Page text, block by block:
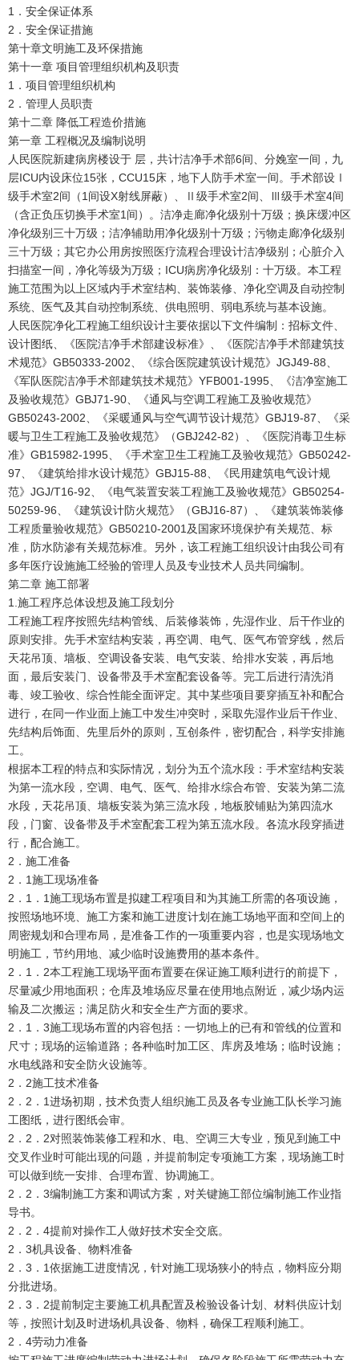
1．安全保证体系
2．安全保证措施
第十章文明施工及环保措施
第十一章 项目管理组织机构及职责
1．项目管理组织机构
2．管理人员职责
第十二章 降低工程造价措施
第一章 工程概况及编制说明
人民医院新建病房楼设于 层，共计洁净手术部6间、分娩室一间，九
层ICU内设床位15张，CCU15床，地下人防手术室一间。手术部设Ⅰ
级手术室2间（1间设X射线屏蔽）、Ⅱ级手术室2间、Ⅲ级手术室4间
（含正负压切换手术室1间）。洁净走廊净化级别十万级；换床缓冲区
净化级别三十万级；洁净辅助用净化级别十万级；污物走廊净化级别
三十万级；其它办公用房按照医疗流程合理设计洁净级别；心脏介入
扫描室一间，净化等级为万级；ICU病房净化级别：十万级。本工程
施工范围为以上区域内手术室结构、装饰装修、净化空调及自动控制
系统、医气及其自动控制系统、供电照明、弱电系统与基本设施。
人民医院净化工程施工组织设计主要依据以下文件编制：招标文件、
设计图纸、《医院洁净手术部建设标准》、《医院洁净手术部建筑技
术规范》GB50333-2002、《综合医院建筑设计规范》JGJ49-88、
《军队医院洁净手术部建筑技术规范》YFB001-1995、《洁净室施工
及验收规范》GBJ71-90、《通风与空调工程施工及验收规范》
GB50243-2002、《采暖通风与空气调节设计规范》GBJ19-87、《采
暖与卫生工程施工及验收规范》（GBJ242-82）、《医院消毒卫生标
准》GB15982-1995、《手术室卫生工程施工及验收规范》GB50242-
97、《建筑给排水设计规范》GBJ15-88、《民用建筑电气设计规
范》JGJ/T16-92、《电气装置安装工程施工及验收规范》GB50254-
50259-96、《建筑设计防火规范》（GBJ16-87）、《建筑装饰装修
工程质量验收规范》GB50210-2001及国家环境保护有关规范、标
准，防水防渗有关规范标准。另外，该工程施工组织设计由我公司有
多年医疗设施施工经验的管理人员及专业技术人员共同编制。
第二章 施工部署
1.施工程序总体设想及施工段划分
工程施工程序按照先结构管线、后装修装饰，先湿作业、后干作业的
原则安排。先手术室结构安装，再空调、电气、医气布管穿线，然后
天花吊顶、墙板、空调设备安装、电气安装、给排水安装，再后地
面，最后安装门、设备带及手术室配套设备等。完工后进行清洗消
毒、竣工验收、综合性能全面评定。其中某些项目要穿插互补和配合
进行，在同一作业面上施工中发生冲突时，采取先湿作业后干作业、
先结构后饰面、先里后外的原则，互创条件，密切配合，科学安排施
工。
根据本工程的特点和实际情况，划分为五个流水段：手术室结构安装
为第一流水段，空调、电气、医气、给排水综合布管、安装为第二流
水段，天花吊顶、墙板安装为第三流水段，地板胶铺贴为第四流水
段，门窗、设备带及手术室配套工程为第五流水段。各流水段穿插进
行，配合施工。
2．施工准备
2．1施工现场准备
2．1．1施工现场布置是拟建工程项目和为其施工所需的各项设施，
按照场地环境、施工方案和施工进度计划在施工场地平面和空间上的
周密规划和合理布局，是准备工作的一项重要内容，也是实现场地文
明施工，节约用地、减少临时设施费用的基本条件。
2．1．2本工程施工现场平面布置要在保证施工顺利进行的前提下，
尽量减少用地面积；仓库及堆场应尽量在使用地点附近，减少场内运
输及二次搬运；满足防火和安全生产方面的要求。
2．1．3施工现场布置的内容包括：一切地上的已有和管线的位置和
尺寸；现场的运输道路；各种临时加工区、库房及堆场；临时设施；
水电线路和安全防火设施等。
2．2施工技术准备
2．2．1进场初期，技术负责人组织施工员及各专业施工队长学习施
工图纸，进行图纸会审。
2．2．2对照装饰装修工程和水、电、空调三大专业，预见到施工中
交叉作业时可能出现的问题，并提前制定专项施工方案，现场施工时
可以做到统一安排、合理布置、协调施工。
2．2．3编制施工方案和调试方案，对关键施工部位编制施工作业指
导书。
2．2．4提前对操作工人做好技术安全交底。
2．3机具设备、物料准备
2．3．1依据施工进度情况，针对施工现场狭小的特点，物料应分期
分批进场。
2．3．2提前制定主要施工机具配置及检验设备计划、材料供应计划
等，按照计划及时进场机具设备、物料，确保工程顺利施工。
2．4劳动力准备